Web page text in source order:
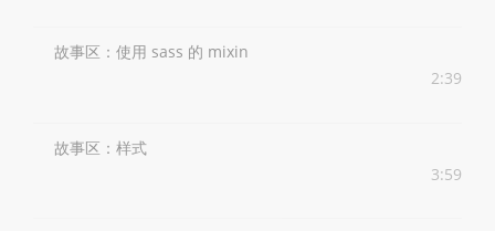
故事区：使用 sass 的 mixin
2:39
故事区：样式
3:59